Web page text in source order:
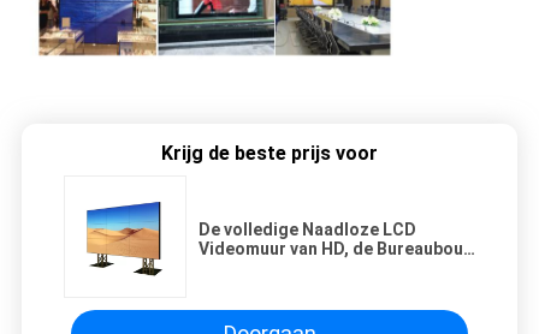
Krijg de beste prijs voor
De volledige Naadloze LCD
Videomuur van HD, de Bureaubouw